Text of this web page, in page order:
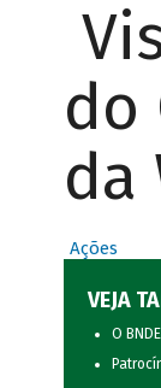
do
da
Ações
VEJA
O